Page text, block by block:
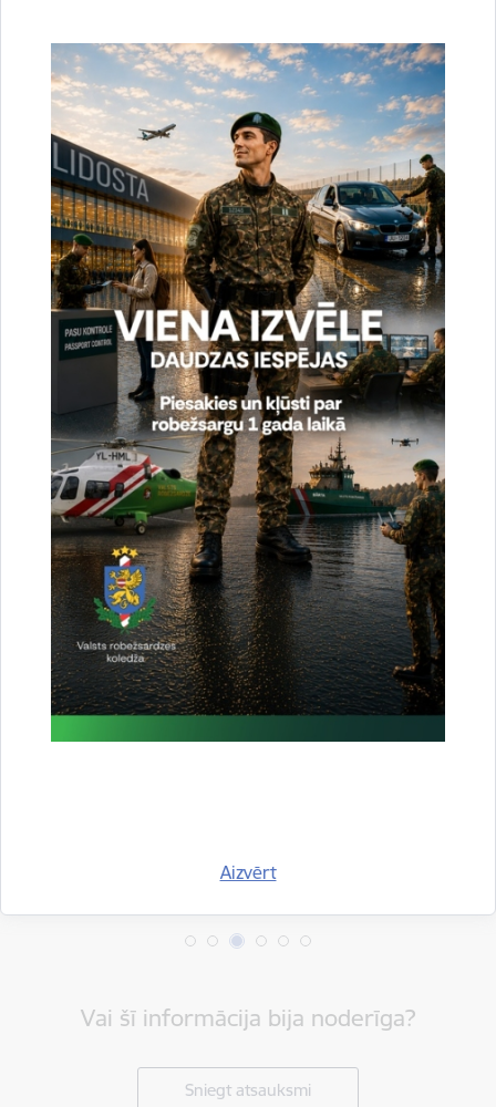
Aizvērt
vienam Mongolijas, viena Serbijas, vienam Ukrainas un vienam
Uzbekistānas pilsonim.
Sagatavoja:
Jolanta Babiško
Valsts robežsardzes Galvenās pārvaldes Stratēģiskās attīstības
un sabiedrisko attiecību nodaļas vecākā speciāliste
67075617, mob.20364206
e-pasts:jolanta.babisko@rs.gov.lv
Saistītas tēmas
Aktualitātes: Statistika
Drukāt lapu
Dalīties
Vai šī informācija bija noderīga?
Sniegt atsauksmi